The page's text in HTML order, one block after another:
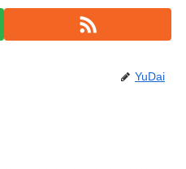
YuDai